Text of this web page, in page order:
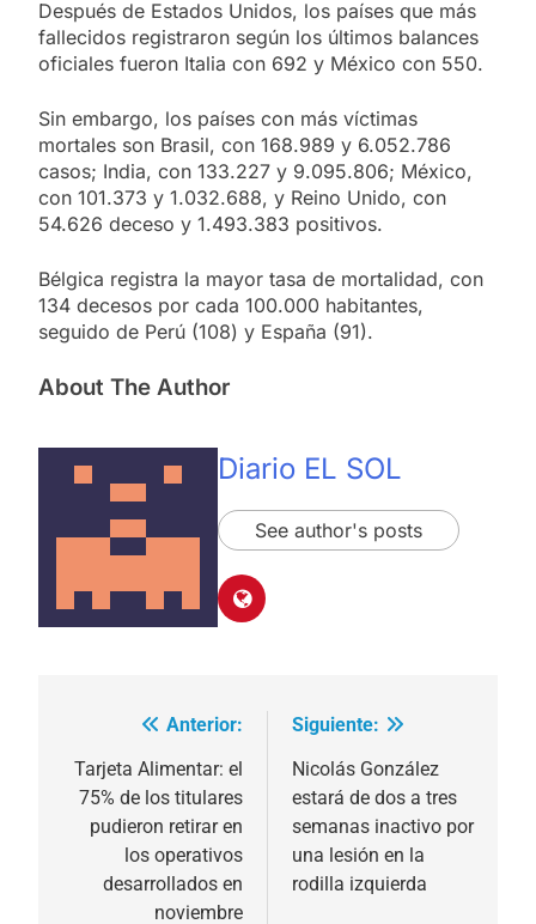
Después de Estados Unidos, los países que más
fallecidos registraron según los últimos balances
oficiales fueron Italia con 692 y México con 550.
Sin embargo, los países con más víctimas
mortales son Brasil, con 168.989 y 6.052.786
casos; India, con 133.227 y 9.095.806; México,
con 101.373 y 1.032.688, y Reino Unido, con
54.626 deceso y 1.493.383 positivos.
Bélgica registra la mayor tasa de mortalidad, con
134 decesos por cada 100.000 habitantes,
seguido de Perú (108) y España (91).
About The Author
Diario EL SOL
See author's posts
Navegación
de
entradas
Anterior:
Tarjeta Alimentar: el
75% de los titulares
pudieron retirar en
los operativos
desarrollados en
noviembre
Siguiente:
Nicolás González
estará de dos a tres
semanas inactivo por
una lesión en la
rodilla izquierda